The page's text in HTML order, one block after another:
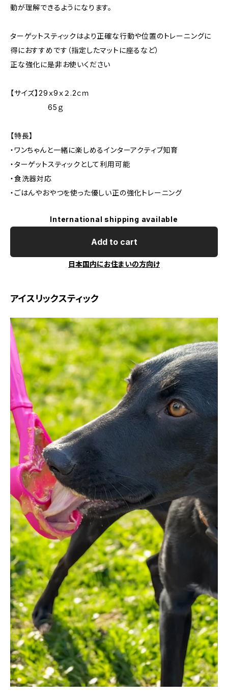
動が理解できるようになります。
ターゲットスティックはより正確な行動や位置のトレーニングに
得におすすめです（指定したマットに座るなど）
正な強化に是非お使いください
【サイズ】29ｘ9ｘ２.2ｃｍ
65ｇ
【特長】
・ワンちゃんと一緒に楽しめるインターアクティブ知育
・ターゲットスティックとして利用可能
・食洗器対応
・ごはんやおやつを使った優しい正の強化トレーニング
International shipping available
Add to cart
日本国内にお住まいの方向け
アイスリックスティック